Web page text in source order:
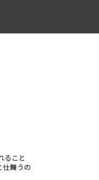
ること
仕舞うの